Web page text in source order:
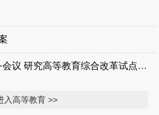
李强主持召开国务院常务会议 研究高等教育综合改革试点工作等
入高等教育 >>